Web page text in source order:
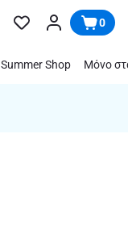
0
Summer Shop Μόνο